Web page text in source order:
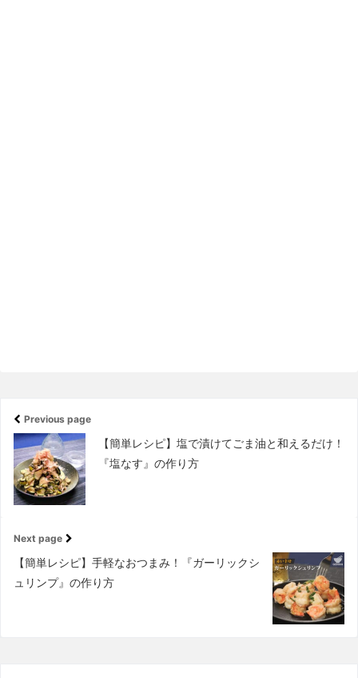
Previous page
【簡単レシピ】塩で漬けてごま油と和えるだけ！
『塩なす』の作り方
Next page
【簡単レシピ】手軽なおつまみ！『ガーリックシ
ュリンプ』の作り方